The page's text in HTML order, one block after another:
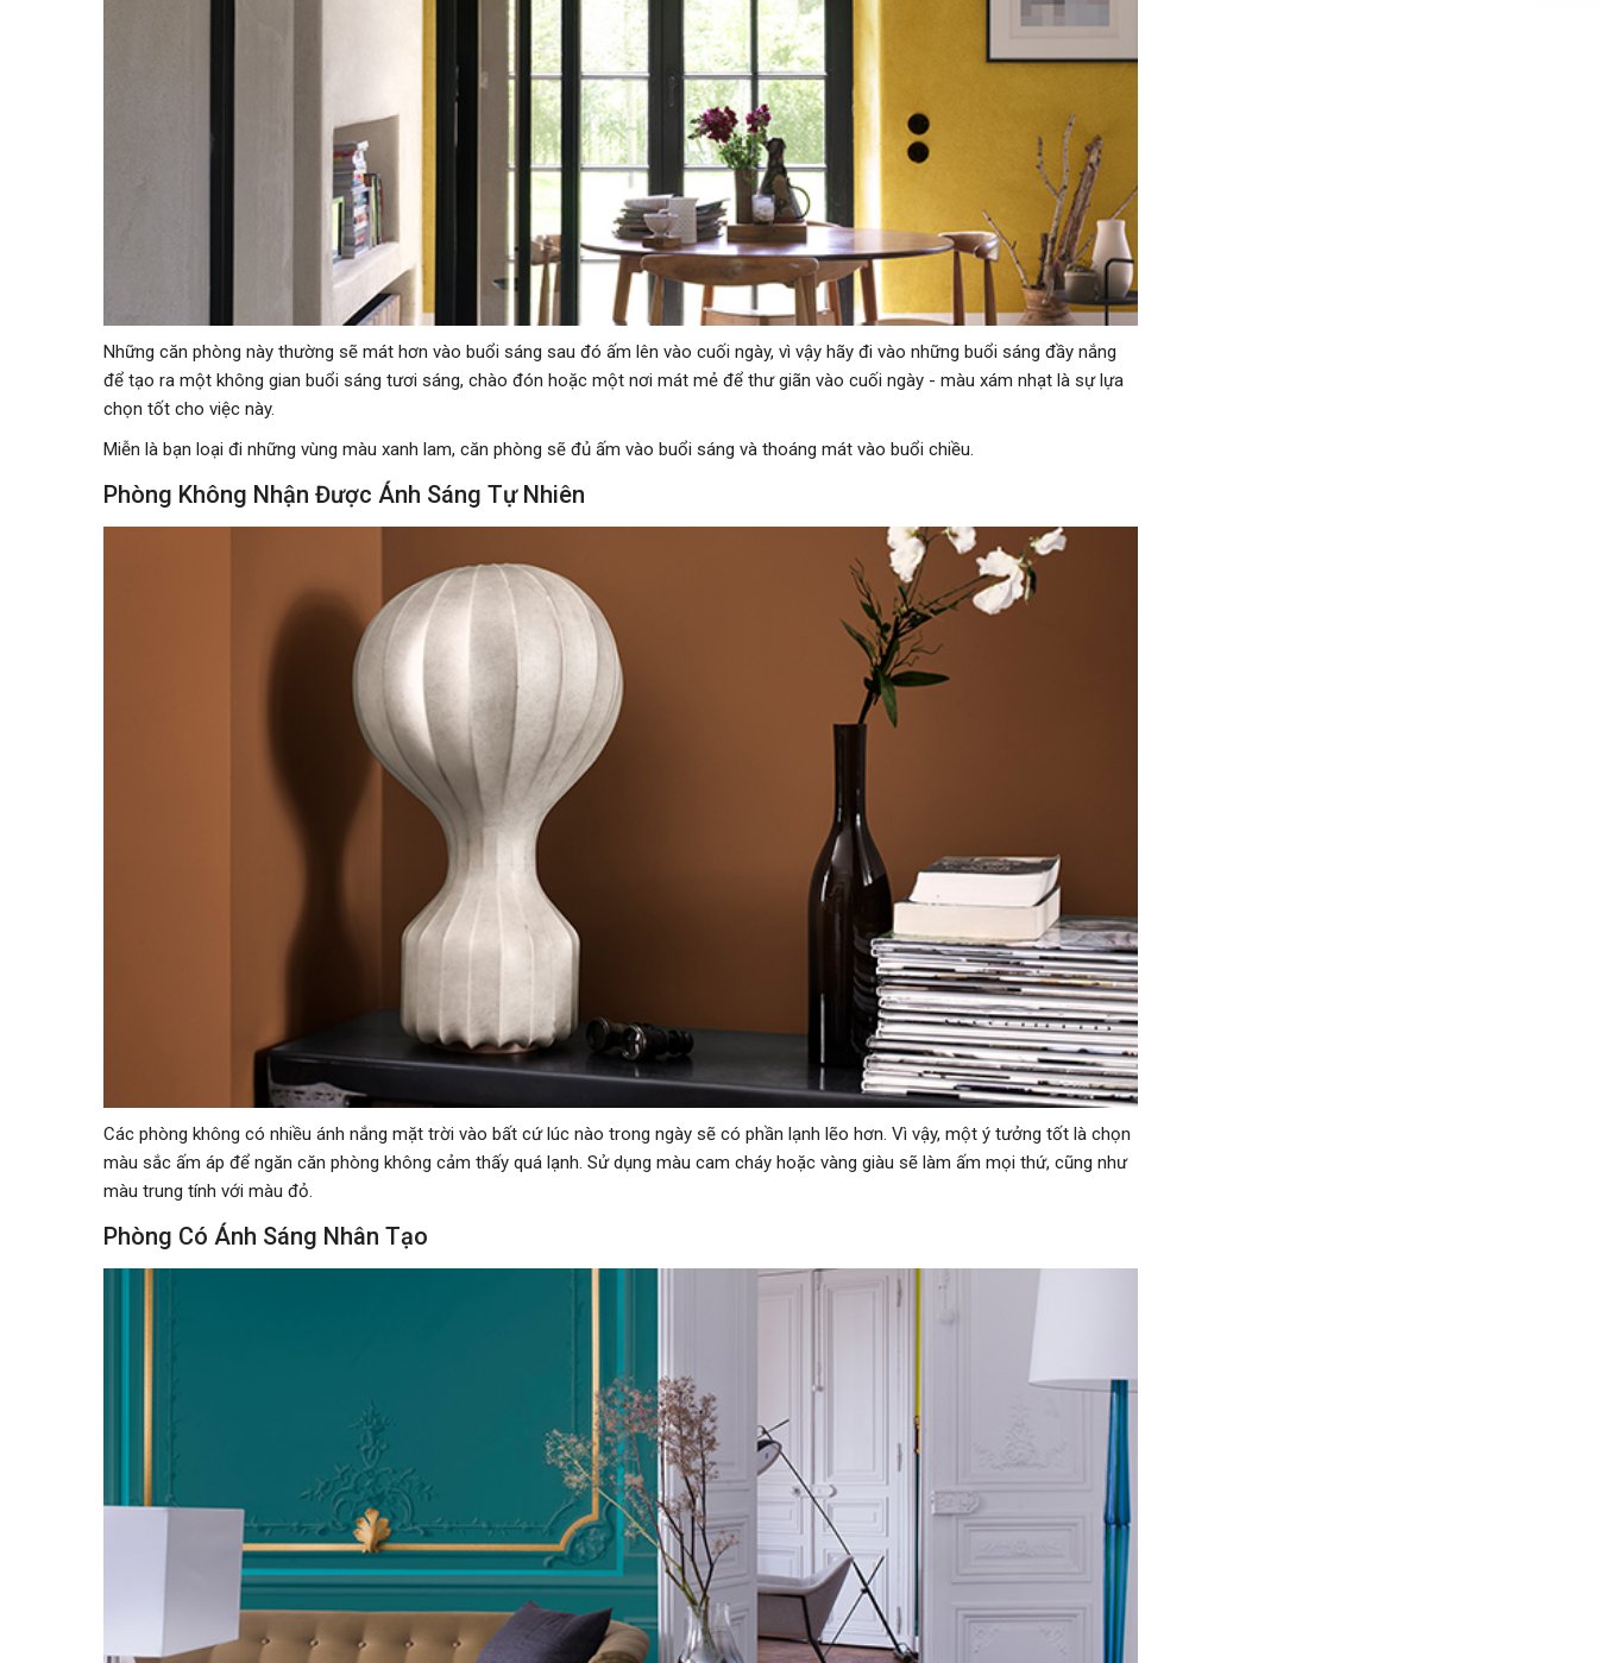
Những căn phòng này thường sẽ mát hơn vào buổi sáng sau đó ấm lên vào cuối ngày, vì vậy hãy đi vào những buổi sáng đầy nắng
để tạo ra một không gian buổi sáng tươi sáng, chào đón hoặc một nơi mát mẻ để thư giãn vào cuối ngày - màu xám nhạt là sự lựa
chọn tốt cho việc này.
Miễn là bạn loại đi những vùng màu xanh lam, căn phòng sẽ đủ ấm vào buổi sáng và thoáng mát vào buổi chiều.
Phòng Không Nhận Được Ánh Sáng Tự Nhiên
Các phòng không có nhiều ánh nắng mặt trời vào bất cứ lúc nào trong ngày sẽ có phần lạnh lẽo hơn. Vì vậy, một ý tưởng tốt là chọn
màu sắc ấm áp để ngăn căn phòng không cảm thấy quá lạnh. Sử dụng màu cam cháy hoặc vàng giàu sẽ làm ấm mọi thứ, cũng như
màu trung tính với màu đỏ.
Phòng Có Ánh Sáng Nhân Tạo